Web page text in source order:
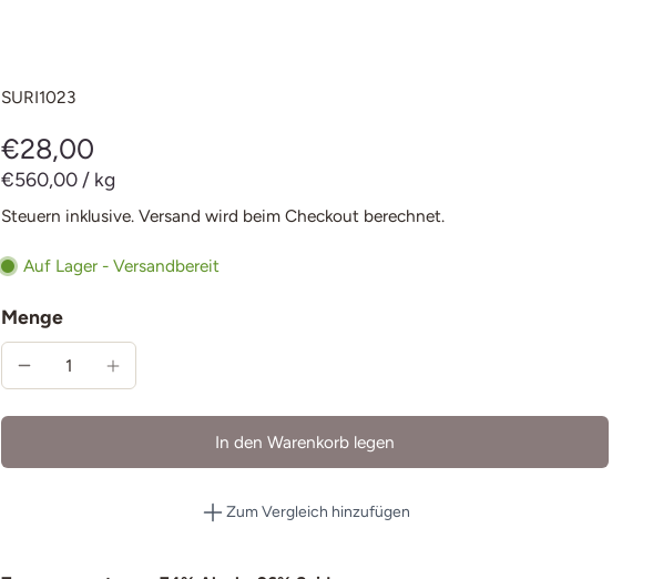
SURI1023
€28,00
€560,00 / kg
Steuern inklusive. Versand wird beim Checkout berechnet.
Auf Lager - Versandbereit
Menge
In den Warenkorb legen
Zum Vergleich hinzufügen